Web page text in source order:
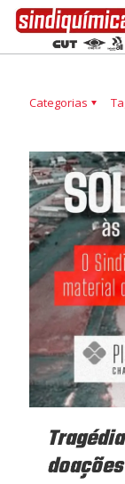
Categorias
doações